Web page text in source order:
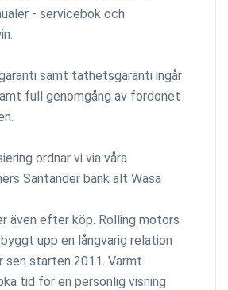
- servicebok och
samt täthetsgaranti ingår
full genomgång av fordonet
ordnar vi via våra
Santander bank alt Wasa
även efter köp. Rolling motors
upp en långvarig relation
sen starten 2011. Varmt
tid för en personlig visning